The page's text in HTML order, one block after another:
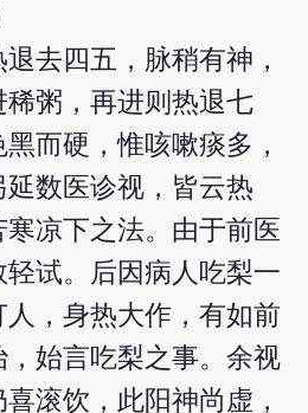
去四五，脉稍有神，
粥，再进则热退七
而硬，惟咳嗽痰多，
数医诊视，皆云热
凉下之法。由于前医
试。后因病人吃梨一
，身热大作，有如前
始言吃梨之事。余视
滚饮，此阳神尚虚，